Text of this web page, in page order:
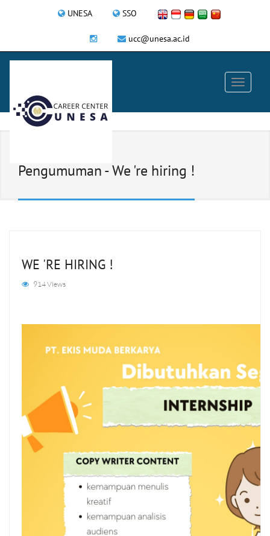
UNESA SSO
ucc@unesa.ac.id
Pengumuman - We 're hiring !
WE 'RE HIRING !
914 Views